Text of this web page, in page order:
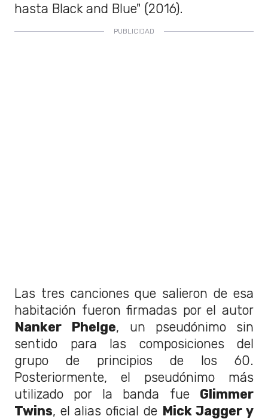
hasta Black and Blue" (2016).
Las tres canciones que salieron de esa
habitación fueron firmadas por el autor
Nanker Phelge, un pseudónimo sin
sentido para las composiciones del
grupo de principios de los 60.
Posteriormente, el pseudónimo más
utilizado por la banda fue Glimmer
Twins, el alias oficial de Mick Jagger y